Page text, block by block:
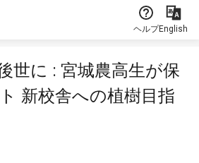
ヘルプEnglish
世に : 宮城農高生が保
新校舎への植樹目指